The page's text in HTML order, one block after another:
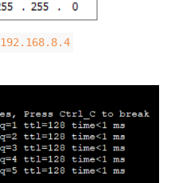
192.168.8.4